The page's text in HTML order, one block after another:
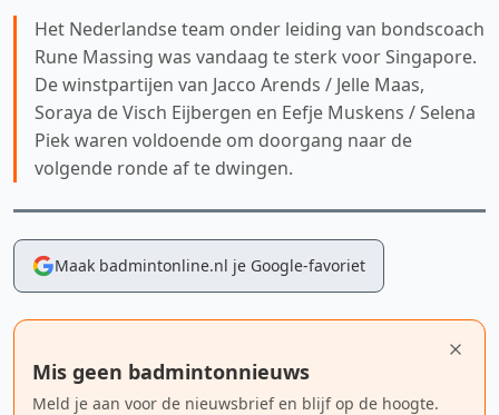
Het Nederlandse team onder leiding van bondscoach
Rune Massing was vandaag te sterk voor Singapore.
De winstpartijen van Jacco Arends / Jelle Maas,
Soraya de Visch Eijbergen en Eefje Muskens / Selena
Piek waren voldoende om doorgang naar de
volgende ronde af te dwingen.
Maak badmintonline.nl je Google-favoriet
Mis geen badmintonnieuws
Meld je aan voor de nieuwsbrief en blijf op de hoogte.